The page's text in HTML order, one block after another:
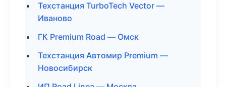
Техстанция TurboTech Vector —
Иваново
ГК Premium Road — Омск
Техстанция Автомир Premium —
Новосибирск